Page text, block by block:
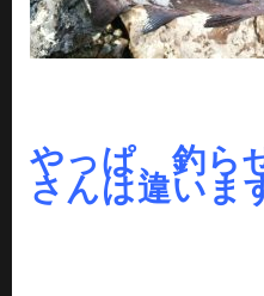
やっぱ、釣ら
さんは違いま